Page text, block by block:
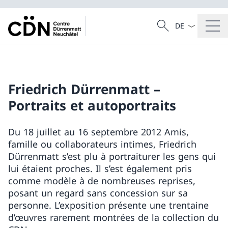
Recherche
Recherche
La langue
Friedrich Dürrenmatt –
Portraits et autoportraits
Du 18 juillet au 16 septembre 2012 Amis,
famille ou collaborateurs intimes, Friedrich
Dürrenmatt s’est plu à portraiturer les gens qui
lui étaient proches. Il s’est également pris
comme modèle à de nombreuses reprises,
posant un regard sans concession sur sa
personne. L’exposition présente une trentaine
d’œuvres rarement montrées de la collection du